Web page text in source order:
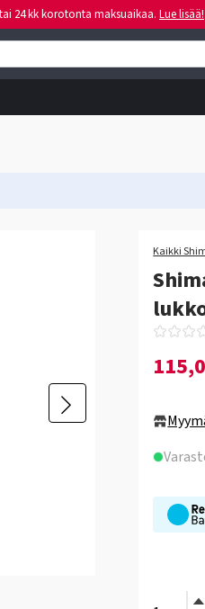
24 kk korotonta maksuaikaa. Lue lisää!
Kaikki